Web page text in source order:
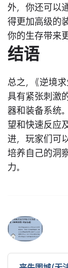
外，你还可以
得更加高级的
你的生存带来
结语
总之，《逆境
具有紧张刺激
器和装备系统
望和快速反应
进，玩家们可
培养自己的洞
力。